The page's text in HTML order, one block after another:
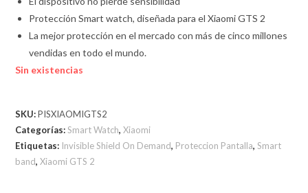
Protección Smart watch, diseñada para el Xiaomi GTS 2
La mejor protección en el mercado con más de cinco millones
vendidas en todo el mundo.
Sin existencias
SKU:PISXIAOMIGTS2
Categorías:Smart Watch,Xiaomi
Etiquetas: Invisible Shield On Demand, Proteccion Pantalla,Smart
band,Xiaomi GTS 2